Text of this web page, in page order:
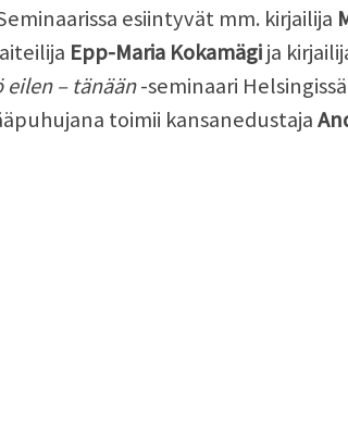
esiintyvät mm. kirjailija
Epp-Maria Kokamägija
– tänään-seminaari
toimii kansanedustaja